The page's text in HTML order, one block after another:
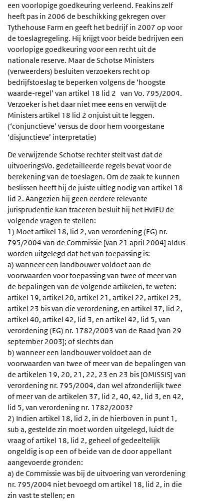
een voorlopige goedkeuring verleend. Feakins zelf
heeft pas in 2006 de beschikking gekregen over
Tythehouse Farm en geeft het bedrijf in 2007 op voor
de toeslagregeling. Hij krijgt voor beide bedrijven een
voorlopige goedkeuring voor een recht uit de
nationale reserve. Maar de Schotse Ministers
(verweerders) besluiten verzoekers recht op
bedrijfstoeslag te beperken volgens de ‘hoogste
waarde-regel’ van artikel 18 lid 2 van Vo. 795/2004.
Verzoeker is het daar niet mee eens en verwijt de
Ministers artikel 18 lid 2 onjuist uit te leggen.
(‘conjunctieve’ versus de door hem voorgestane
‘disjunctieve’ interpretatie)
De verwijzende Schotse rechter stelt vast dat de
uitvoeringsVo. gedetailleerde regels bevat voor de
berekening van de toeslagen. Om de zaak te kunnen
beslissen heeft hij de juiste uitleg nodig van artikel 18
lid 2. Aangezien hij geen eerdere relevante
jurisprudentie kan traceren besluit hij het HvJEU de
volgende vragen te stellen:
1) Moet artikel 18, lid 2, van verordening (EG) nr.
795/2004 van de Commissie [van 21 april 2004] aldus
worden uitgelegd dat het van toepassing is:
a) wanneer een landbouwer voldoet aan de
voorwaarden voor toepassing van twee of meer van
de bepalingen van de volgende artikelen, te weten:
artikel 19, artikel 20, artikel 21, artikel 22, artikel 23,
artikel 23 bis van die verordening, en artikel 37, lid 2,
artikel 40, artikel 42, lid 3, en artikel 42, lid 5, van
verordening (EG) nr. 1782/2003 van de Raad [van 29
september 2003]; of slechts dan
b) wanneer een landbouwer voldoet aan de
voorwaarden van twee of meer van de bepalingen van
de artikelen 19, 20, 21, 22, 23 en 23 bis [OMISSIS] van
verordening nr. 795/2004, dan wel afzonderlijk twee
of meer van de artikelen 37, lid 2, 40, 42, lid 3, en 42,
lid 5, van verordening nr. 1782/2003?
2) Indien artikel 18, lid 2, in de hierboven in punt 1,
sub a, gestelde zin moet worden uitgelegd, luidt de
vraag of artikel 18, lid 2, geheel of gedeeltelijk
ongeldig is op een of beide van de door appellant
aangevoerde gronden:
a) de Commissie was bij de uitvoering van verordening
nr. 795/2004 niet bevoegd om artikel 18, lid 2, in die
zin vast te stellen; en